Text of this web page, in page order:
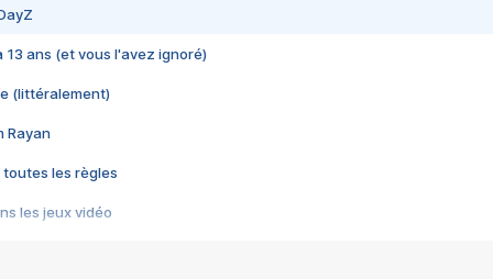
13 ans (et vous l'avez ignoré)
(littéralement)
Rayan
toutes les règles
les jeux vidéo